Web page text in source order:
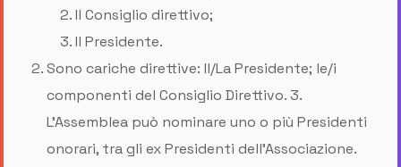
Il Consiglio direttivo;
Il Presidente.
Sono cariche direttive: Il/La Presidente; le/i
componenti del Consiglio Direttivo. 3.
L’Assemblea può nominare uno o più Presidenti
onorari, tra gli ex Presidenti dell’Associazione.